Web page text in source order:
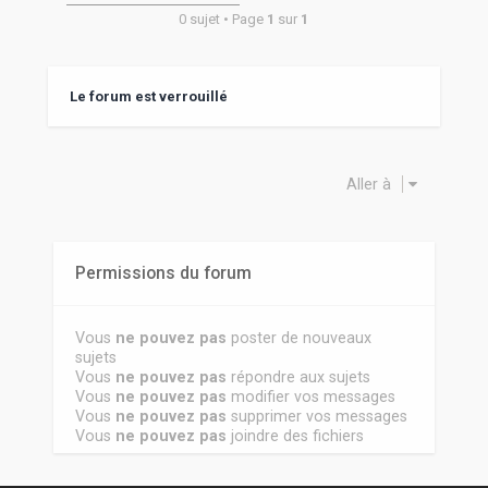
0 sujet • Page 1 sur 1
Le forum est verrouillé
Aller à
Permissions du forum
Vous ne pouvez pas poster de nouveaux
sujets
Vous ne pouvez pas répondre aux sujets
Vous ne pouvez pas modifier vos messages
Vous ne pouvez pas supprimer vos messages
Vous ne pouvez pas joindre des fichiers